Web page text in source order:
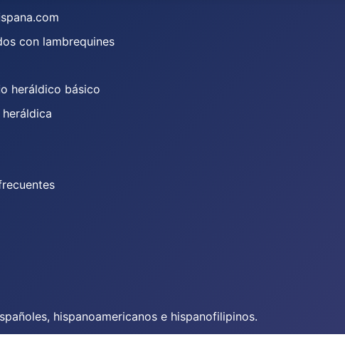
con lambrequines
heráldico básico
hispanoamericanos e hispanofilipinos.